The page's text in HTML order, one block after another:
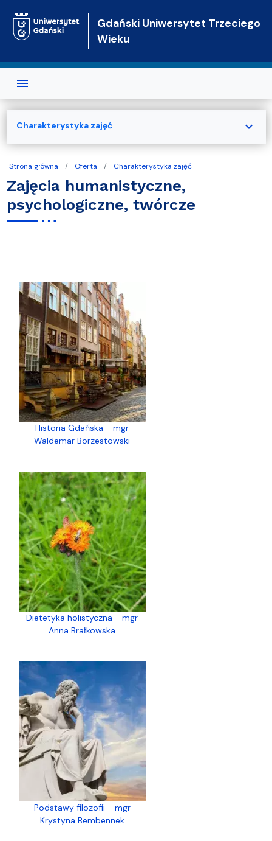
Gdański Uniwersytet Trzeciego
Wieku
Strona główna Oferta Charakterystyka zajęć
Zajęcia humanistyczne,
psychologiczne, twórcze
Historia Gdańska - mgr
Waldemar Borzestowski
Dietetyka holistyczna - mgr
Anna Brałkowska
Podstawy filozofii - mgr
Krystyna Bembennek
Charakterystyka zajęć expand_more